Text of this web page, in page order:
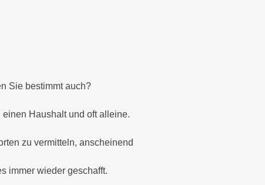
Sie bestimmt auch?
Haushalt und oft alleine.
zu vermitteln, anscheinend
immer wieder geschafft.